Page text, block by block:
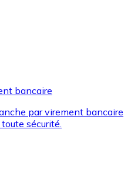
Mastercard pour acheter
bancaire
par virement bancaire
sécurité.